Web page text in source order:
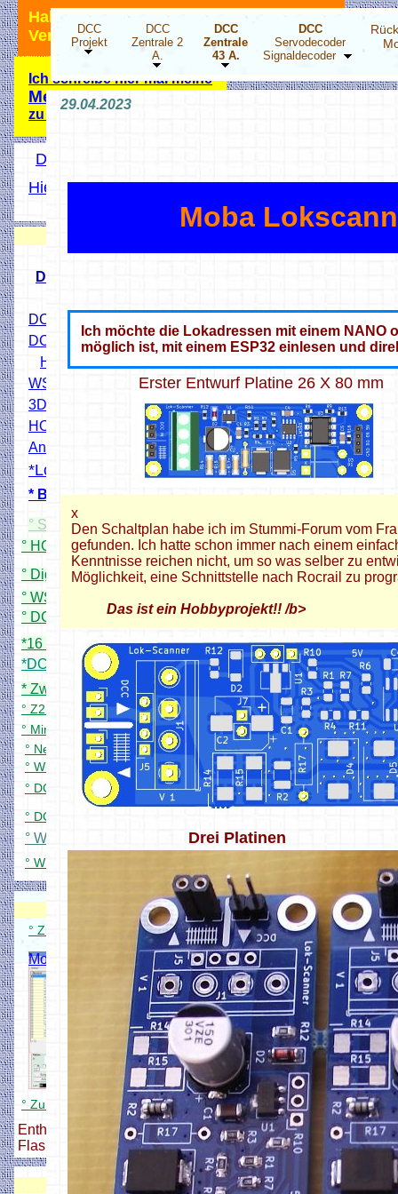
Hallo Modellbahnfreunde, ich bin für
Verbesserungsvorschläge dankbar.
Ich schreibe hier mal meine
Meinung
zu der Energiewende!
DCC
Projekt
DCC
Zentrale 2
A.
DCC
Zentrale
43 A.
DCC
Servodecoder
Signaldecoder
DCC Projekt Übersicht
Hier wird ihnen geholfen
DCC Drehscheibensteper
DCC 4 fach Stepper-Decoder
DCC LED Decoder ESP32
HO Lichtsignale 3D Druck
WS2811 X3 Addapter
3D Modelle Drucken
HO Bahnübergang Projekt
Andreaskreuz Blinkmodul
*Lokscanner
* Bahnschrankendecoder
° Simpel DCC Booster
° HO Signale mit WS2811
° Digital PWM Trafo (Rocrail)
° WS2811 24X Adapterplatine
° DCC 8 fach Servodecoder
*16 fach Kontaktgleismelder
*DCC 8 fach Schaltdecoder
* Zwei zu eins DCC Filter
° Z21 App für meine Zentrale
° Mini DCC Zentrale
° Neuer DCC Servo Schaltdecoder
° WiFi Handregler bitte Testen
° DCC Bremsgenerator in Arbeit
° DCC Signaldecoder für 84 LEDs
° WS Platinenübersicht
° WS2812 Dimmer für Windows
Modellbahnverwaltung
° Zum Modellbahnverwaltung Setup
Modellbahnverwaltung
° Zum Modellbahnverwaltung Setup
Modellbahnverwaltung
Enthält alle nötigen Dateien zum
Flashen und Konfigurieren,
DCC Zentrale + Booster
Moba
Erster Entwurf Platine 26 X 80 mm
x
Den Schaltplan habe ich im Stummi-Forum vom
gefunden. Ich hatte schon immer nach einem
Kenntnisse reichen nicht, um so was selber zu
Möglichkeit, eine Schnittstelle nach Rocrail zu
Das ist ein Hobbyprojekt!! /b>
29.04.2023
Ich möchte die Lokadressen mit einem NANO
möglich ist, mit einem ESP32 einlesen und
Drei Platinen